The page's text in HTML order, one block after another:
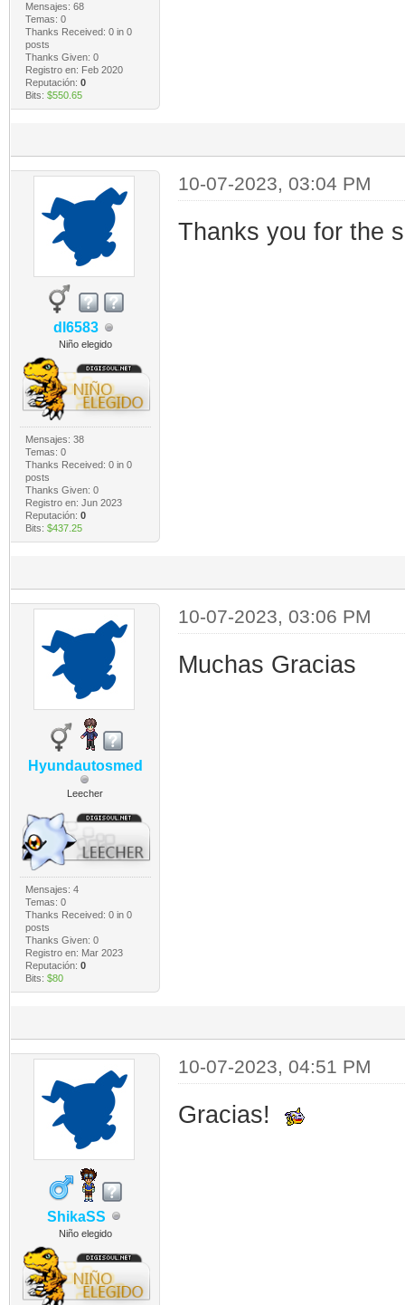
Mensajes: 68
Temas: 0
Thanks Received: 0in 0
posts
Thanks Given: 0
Registro en: Feb 2020
Reputación: 0
Bits: $550.65
dl6583
Niño elegido
Mensajes: 38
Temas: 0
Thanks Received: 0in 0
posts
Thanks Given: 0
Registro en: Jun 2023
Reputación: 0
Bits: $437.25
10-07-2023, 03:04 PM
Thanks you for the
Hyundautosmed
Leecher
Mensajes: 4
Temas: 0
Thanks Received: 0in 0
posts
Thanks Given: 0
Registro en: Mar 2023
Reputación: 0
Bits: $80
10-07-2023, 03:06 PM
Muchas Gracias
ShikaSS
Niño elegido
10-07-2023, 04:51 PM
Gracias!